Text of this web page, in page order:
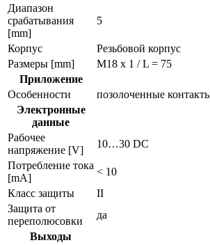
Диапазон
срабатывания
[mm]
5
Корпус
Резьбовой корпус
Размеры [mm]
M18 x 1 / L = 75
Приложение
Особенности
позолоченные
Электронные
данные
Рабочее
напряжение [V]
10…30 DC
Потребление тока
[mA]
< 10
Класс защиты
II
Защита от
переполюсовки
да
Выходы